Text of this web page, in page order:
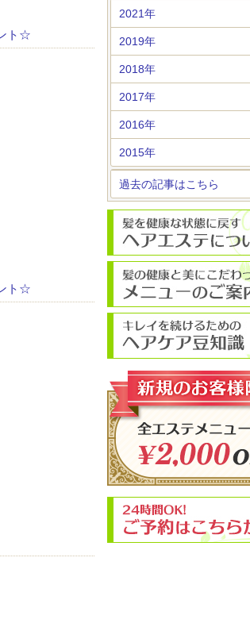
ト☆
ト☆
2021年
2019年
2018年
2017年
2016年
2015年
過去の記事はこちら